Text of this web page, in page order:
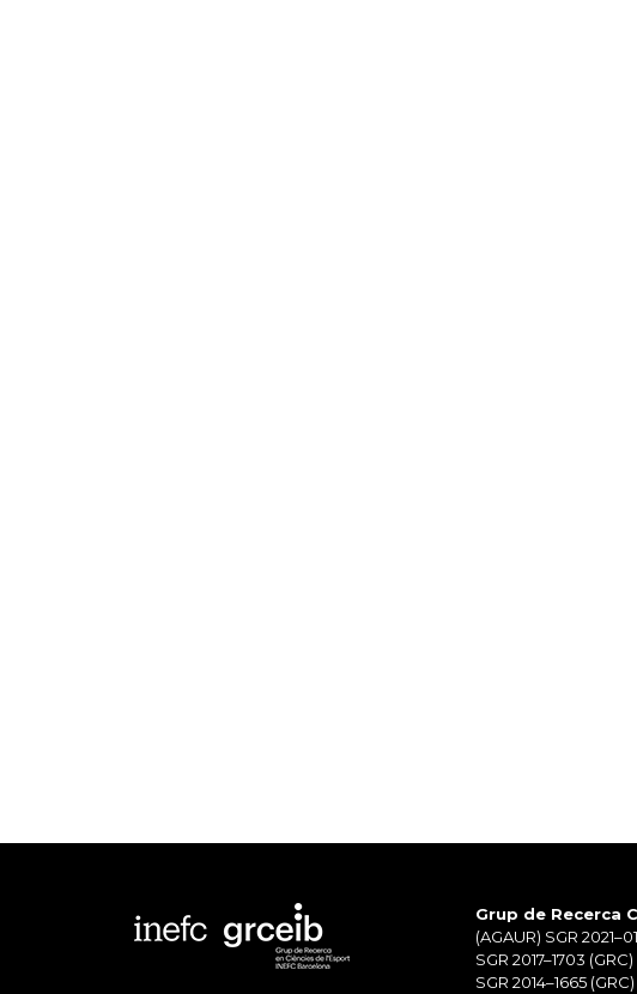
Grup de Recerca
(AGAUR) SGR
SGR 2017–1703 (GRC)
SGR 2014–1665 (GRC)